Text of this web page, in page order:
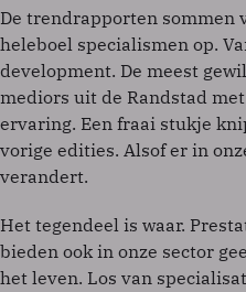
De trendrapporten sommen
heleboel specialismen op.
development. De meest
mediors uit de Randstad
ervaring. Een fraai stukje
vorige edities. Alsof er in
verandert.
Het tegendeel is waar.
bieden ook in onze sector
het leven. Los van